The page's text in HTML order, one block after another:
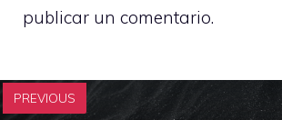
publicar un comentario.
PREVIOUS